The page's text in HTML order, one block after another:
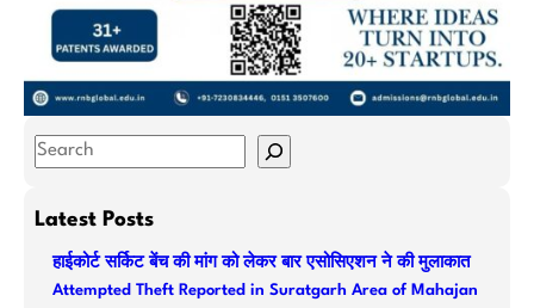
S
aLatest Posts
हाईकोर्ट सर्किट बेंच की मांग को लेकर बार एसोसिएशन ने की मुलाकात
Attempted Theft Reported in Suratgarh Area of Mahajan